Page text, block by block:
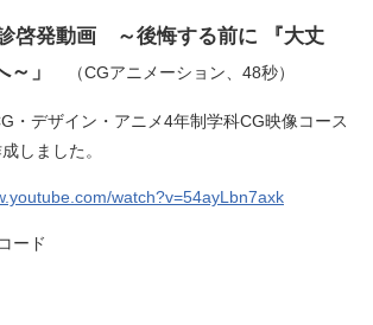
啓発動画 ～後悔する前に 『大丈
」
（CGアニメーション、48秒）​
・デザイン・アニメ4年制学科CG映像コース
しました。
watch?v=54ayLbn7axk